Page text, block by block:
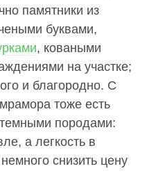
памятники из
буквами,
, коваными
на участке;
и благородно. С
тоже есть
породами:
а легкость в
снизить цену